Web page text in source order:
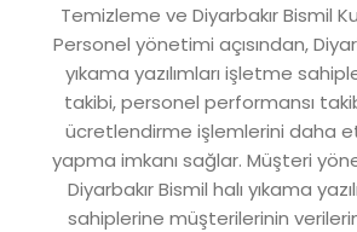
Temizleme ve Diyarbakır Bismil
Personel yönetimi açısından,
yıkama yazılımları işletme
takibi, personel performansı
ücretlendirme işlemlerini daha
yapma imkanı sağlar. Müşteri
Diyarbakır Bismil halı yıkama
sahiplerine müşterilerinin